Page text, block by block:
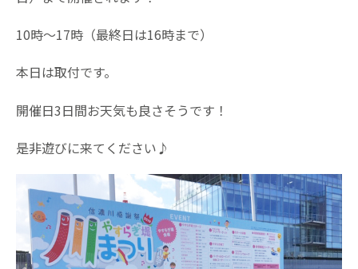
10時～17時（最終日は16時まで）
本日は取付です。
開催日3日間お天気も良さそうです！
是非遊びに来てください♪